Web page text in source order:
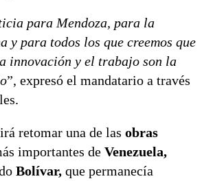
para Mendoza, para la
y para todos los que creemos que
innovación y el trabajo son la
”, expresó el mandatario a través
retomar una de las obras
importantes de Venezuela,
Bolívar, que permanecía